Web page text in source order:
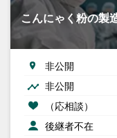
こんにゃく粉の製
非公開
非公開
（応相談）
後継者不在